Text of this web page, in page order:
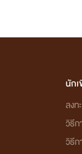
นัก
ลงท
วิธีก
วิธีก